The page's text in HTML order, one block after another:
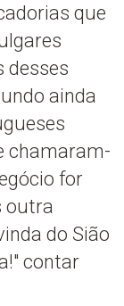
que
desses
ainda
chamaram-
for
outra
do Sião
contar